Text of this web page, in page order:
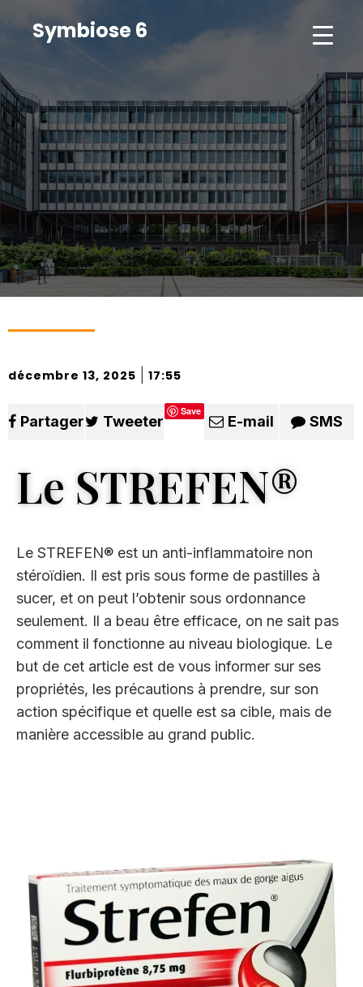
Symbiose 6
décembre 13, 2025 17:55
Partager Tweeter
Save
E-mail SMS
Le STREFEN®
Le STREFEN® est un anti-inflammatoire non
stéroïdien. Il est pris sous forme de pastilles à
sucer, et on peut l’obtenir sous ordonnance
seulement. Il a beau être efficace, on ne sait pas
comment il fonctionne au niveau biologique. Le
but de cet article est de vous informer sur ses
propriétés, les précautions à prendre, sur son
action spécifique et quelle est sa cible, mais de
manière accessible au grand public.